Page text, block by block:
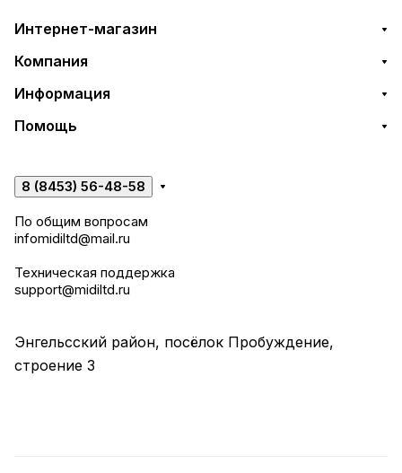
Интернет-магазин
Компания
Информация
Помощь
8 (8453) 56-48-58
По общим вопросам
infomidiltd@mail.ru
Техническая поддержка
support@midiltd.ru
Энгельсский район, посёлок Пробуждение,
строение 3